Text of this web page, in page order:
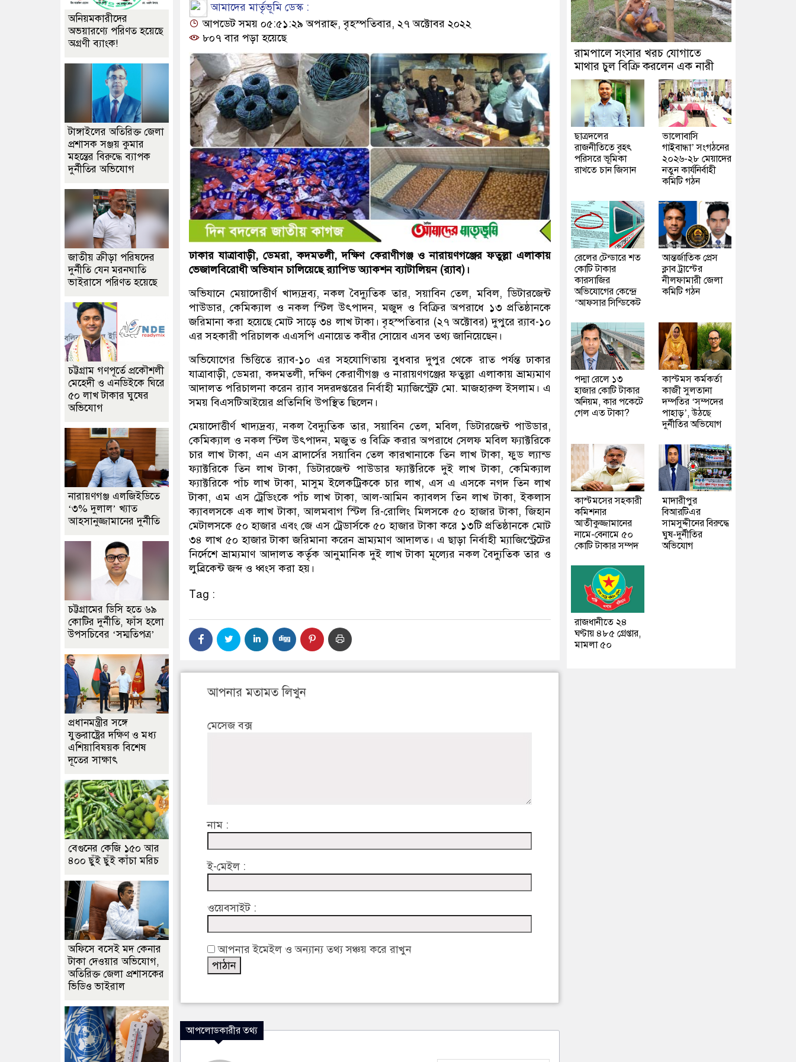
আমাদের মার্তৃভূমি ডেস্ক :
আপডেট সময় ০৫:৫১:২৯ অপরাহ্ন, বৃহস্পতিবার, ২৭ অক্টোবর ২০২২
৮০৭ বার পড়া হয়েছে
ঢাকার যাত্রাবাড়ী, ডেমরা, কদমতলী, দক্ষিণ কেরাণীগঞ্জ ও নারায়ণগঞ্জের ফতুল্লা এলাকায়
ভেজালবিরোধী অভিযান চালিয়েছে র‍্যাপিড অ্যাকশন ব্যাটালিয়ন (র‍্যাব)।
অভিযানে মেয়াদোত্তীর্ণ খাদ্যদ্রব্য, নকল বৈদ্যুতিক তার, সয়াবিন তেল, মবিল, ডিটারজেন্ট
পাউডার, কেমিক্যাল ও নকল স্টিল উৎপাদন, মজুদ ও বিক্রির অপরাধে ১৩ প্রতিষ্ঠানকে
জরিমানা করা হয়েছে মোট সাড়ে ৩৪ লাখ টাকা। বৃহস্পতিবার (২৭ অক্টোবর) দুপুরে র‌্যাব-১০
এর সহকারী পরিচালক এএসপি এনায়েত কবীর সোয়েব এসব তথ্য জানিয়েছেন।
অভিযোগের ভিত্তিতে র‌্যাব-১০ এর সহযোগিতায় বুধবার দুপুর থেকে রাত পর্যন্ত ঢাকার
যাত্রাবাড়ী, ডেমরা, কদমতলী, দক্ষিণ কেরাণীগঞ্জ ও নারায়ণগঞ্জের ফতুল্লা এলাকায় ভ্রাম্যমাণ
আদালত পরিচালনা করেন র‌্যাব সদরদপ্তরের নির্বাহী ম্যাজিস্ট্রেট মো. মাজহারুল ইসলাম। এ
সময় বিএসটিআইয়ের প্রতিনিধি উপস্থিত ছিলেন।
মেয়াদোত্তীর্ণ খাদ্যদ্রব্য, নকল বৈদ্যুতিক তার, সয়াবিন তেল, মবিল, ডিটারজেন্ট পাউডার,
কেমিক্যাল ও নকল স্টিল উৎপাদন, মজুত ও বিক্রি করার অপরাধে সেলফ মবিল ফ্যাক্টরিকে
চার লাখ টাকা, এন এস ব্রাদার্সের সয়াবিন তেল কারখানাকে তিন লাখ টাকা, ফুড ল্যান্ড
ফ্যাক্টরিকে তিন লাখ টাকা, ডিটারজেন্ট পাউডার ফ্যাক্টরিকে দুই লাখ টাকা, কেমিক্যাল
ফ্যাক্টরিকে পাঁচ লাখ টাকা, মাসুম ইলেকট্রিককে চার লাখ, এস এ এসকে নগদ তিন লাখ
টাকা, এম এস ট্রেডিংকে পাঁচ লাখ টাকা, আল-আমিন ক্যাবলস তিন লাখ টাকা, ইকলাস
ক্যাবলসকে এক লাখ টাকা, আলমবাগ স্টিল রি-রোলিং মিলসকে ৫০ হাজার টাকা, জিহান
মেটালসকে ৫০ হাজার এবং জে এস ট্রেডার্সকে ৫০ হাজার টাকা করে ১৩টি প্রতিষ্ঠানকে মোট
৩৪ লাখ ৫০ হাজার টাকা জরিমানা করেন ভ্রাম্যমাণ আদালত। এ ছাড়া নির্বাহী ম্যাজিস্ট্রেটের
নির্দেশে ভ্রাম্যমাণ আদালত কর্তৃক আনুমানিক দুই লাখ টাকা মূল্যের নকল বৈদ্যুতিক তার ও
লুব্রিকেন্ট জব্দ ও ধ্বংস করা হয়।
Tag :
আপনার মতামত লিখুন
মেসেজ বক্স
নাম :
ই-মেইল :
ওয়েবসাইট :
আপনার ইমেইল ও অন্যান্য তথ্য সঞ্চয় করে রাখুন
আপলোডকারীর তথ্য
অনিয়মকারীদের
অভয়ারণ্যে পরিণত হয়েছে
অগ্রণী ব্যাংক!
টাঙ্গাইলের অতিরিক্ত জেলা
প্রশাসক সঞ্জয় কুমার
মহন্তের বিরুদ্ধে ব্যাপক
দুর্নীতির অভিযোগ
জাতীয় ক্রীড়া পরিষদের
দুর্নীতি যেন মরনঘাতি
ভাইরাসে পরিণত হয়েছে
চট্টগ্রাম গণপূর্তে প্রকৌশলী
মেহেদী ও এনডিইকে ঘিরে
৫০ লাখ টাকার ঘুষের
অভিযোগ
নারায়ণগঞ্জ এলজিইডিতে
‘৩% দুলাল’ খ্যাত
আহসানুজ্জামানের দুর্নীতি
চট্টগ্রামের ডিসি হতে ৬৯
কোটির দুর্নীতি, ফাঁস হলো
উপসচিবের ‘সম্মতিপত্র’
প্রধানমন্ত্রীর সঙ্গে
যুক্তরাষ্ট্রের দক্ষিণ ও মধ্য
এশিয়াবিষয়ক বিশেষ
দূতের সাক্ষাৎ
বেগুনের কেজি ১৫০ আর
৪০০ ছুঁই ছুঁই কাঁচা মরিচ
অফিসে বসেই মদ কেনার
টাকা দেওয়ার অভিযোগ,
অতিরিক্ত জেলা প্রশাসকের
ভিডিও ভাইরাল
রামপালে সংসার খরচ যোগাতে
মাথার চুল বিক্রি করলেন এক নারী
ছাত্রদলের
রাজনীতিতে বৃহৎ
পরিসরে ভূমিকা
রাখতে চান জিসান
ভালোবাসি
গাইবান্ধা’ সংগঠনের
২০২৬-২৮ মেয়াদের
নতুন কার্যনির্বাহী
কমিটি গঠন
রেলের টেন্ডারে শত
কোটি টাকার
কারসাজির
অভিযোগের কেন্দ্রে
‘আফসার সিন্ডিকেট
আন্তর্জাতিক প্রেস
ক্লাব ট্রাস্টের
নীলফামারী জেলা
কমিটি গঠন
পদ্মা রেলে ১৩
হাজার কোটি টাকার
অনিয়ম, কার পকেটে
গেল এত টাকা?
কাস্টমস কর্মকর্তা
কাজী সুলতানা
দম্পতির ‘সম্পদের
পাহাড়’, উঠছে
দুর্নীতির অভিযোগ
কাস্টমসের সহকারী
কমিশনার
আতীকুজ্জামানের
নামে-বেনামে ৫০
কোটি টাকার সম্পদ
মাদারীপুর
বিআরটিএর
সামসুদ্দীনের বিরুদ্ধে
ঘুষ-দুর্নীতির
অভিযোগ
রাজধানীতে ২৪
ঘণ্টায় ৪৮৫ গ্রেপ্তার,
মামলা ৫০